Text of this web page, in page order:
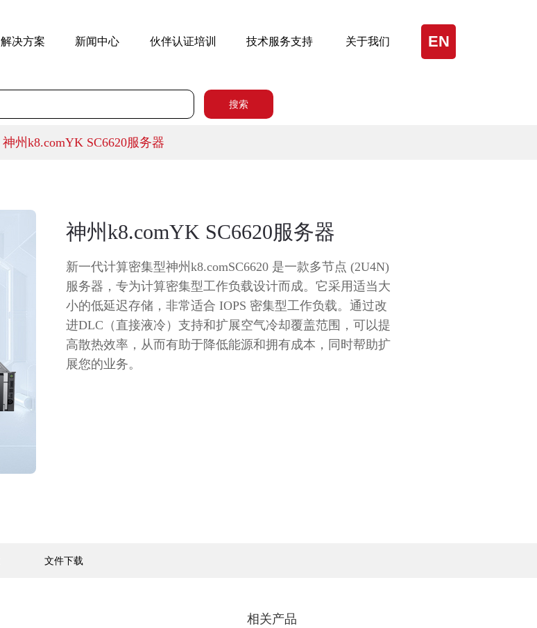
解决方案 新闻中心 伙伴认证培训 技术服务支持 关于我们 EN
搜索
神州k8.comYK SC6620服务器
神州k8.comYK SC6620服务器
新一代计算密集型神州k8.comSC6620 是一款多节点 (2U4N)
服务器，专为计算密集型工作负载设计而成。它采用适当大
小的低延迟存储，非常适合 IOPS 密集型工作负载。通过改
进DLC（直接液冷）支持和扩展空气冷却覆盖范围，可以提
高散热效率，从而有助于降低能源和拥有成本，同时帮助扩
展您的业务。
文件下载
相关产品